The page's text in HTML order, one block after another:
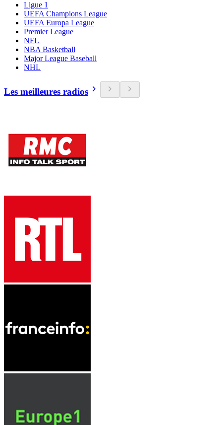
Ligue 1
UEFA Champions League
UEFA Europa League
Premier League
NFL
NBA Basketball
Major League Baseball
NHL
Les meilleures radios